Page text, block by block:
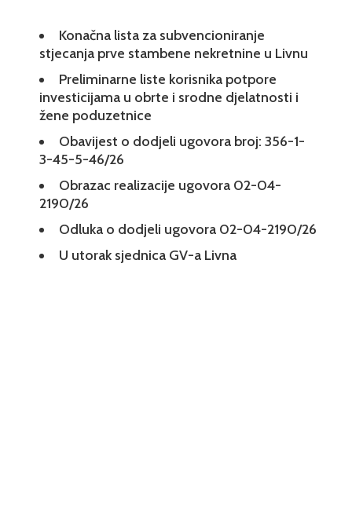
Konačna lista za subvencioniranje
stjecanja prve stambene nekretnine u Livnu
Preliminarne liste korisnika potpore
investicijama u obrte i srodne djelatnosti i
žene poduzetnice
Obavijest o dodjeli ugovora broj: 356-1-
3-45-5-46/26
Obrazac realizacije ugovora 02-04-
2190/26
Odluka o dodjeli ugovora 02-04-2190/26
U utorak sjednica GV-a Livna